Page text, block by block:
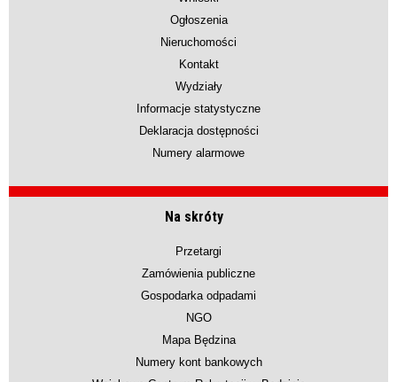
Ogłoszenia
Nieruchomości
Kontakt
Wydziały
Informacje statystyczne
Deklaracja dostępności
Numery alarmowe
Na skróty
Przetargi
Zamówienia publiczne
Gospodarka odpadami
NGO
Mapa Będzina
Numery kont bankowych